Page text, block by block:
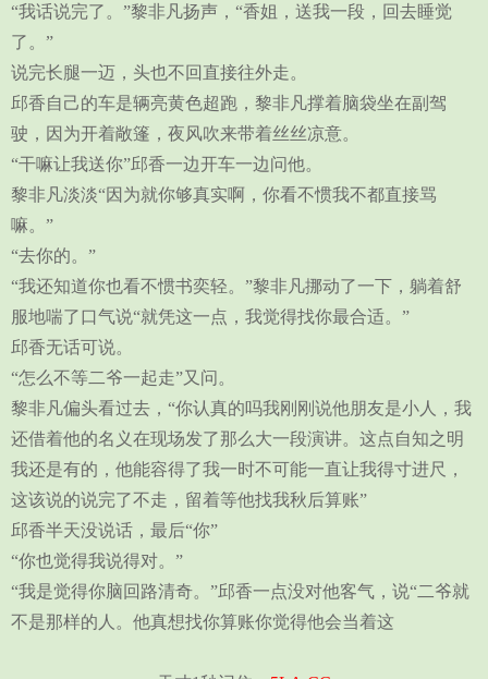
“我话说完了。”黎非凡扬声，“香姐，送我一段，回去睡觉
了。”
说完长腿一迈，头也不回直接往外走。
邱香自己的车是辆亮黄色超跑，黎非凡撑着脑袋坐在副驾
驶，因为开着敞篷，夜风吹来带着丝丝凉意。
“干嘛让我送你”邱香一边开车一边问他。
黎非凡淡淡“因为就你够真实啊，你看不惯我不都直接骂
嘛。”
“去你的。”
“我还知道你也看不惯书奕轻。”黎非凡挪动了一下，躺着舒
服地喘了口气说“就凭这一点，我觉得找你最合适。”
邱香无话可说。
“怎么不等二爷一起走”又问。
黎非凡偏头看过去，“你认真的吗我刚刚说他朋友是小人，我
还借着他的名义在现场发了那么大一段演讲。这点自知之明
我还是有的，他能容得了我一时不可能一直让我得寸进尺，
这该说的说完了不走，留着等他找我秋后算账”
邱香半天没说话，最后“你”
“你也觉得我说得对。”
“我是觉得你脑回路清奇。”邱香一点没对他客气，说“二爷就
不是那样的人。他真想找你算账你觉得他会当着这